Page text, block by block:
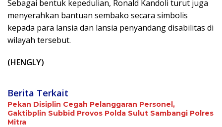
Sebagai bentuk kepedulian, Ronald Kandoli turut juga
menyerahkan bantuan sembako secara simbolis
kepada para lansia dan lansia penyandang disabilitas di
wilayah tersebut.
(HENGLY)
Berita Terkait
Pekan Disiplin Cegah Pelanggaran Personel,
Gaktibplin Subbid Provos Polda Sulut Sambangi ‎Polres
Mitra